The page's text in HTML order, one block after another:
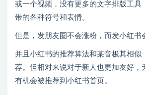
或一个视频，没有更多的文字排版工具
带的各种符号和表情。
但是，发朋友圈不会涨粉，而发小红书
并且小红书的推荐算法和某音极其相似
荐。但相对来说对于新人也更加友好，
有机会被推荐到小红书首页。